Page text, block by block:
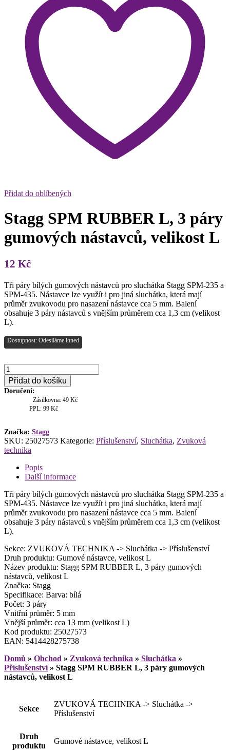
Přidat do oblíbených
Stagg SPM RUBBER L, 3 páry
gumových nástavců, velikost L
12 Kč
Tři páry bílých gumových nástavců pro sluchátka Stagg SPM-235 a
SPM-435. Nástavce lze využít i pro jiná sluchátka, která mají
průměr zvukovodu pro nasazení nástavce cca 5 mm. Balení
obsahuje 3 páry nástavců s vnějším průměrem cca 1,3 cm (velikost
L).
Dostupnost: Odesíláme ihned
Stagg
SPM
RUBBER
L,
nástavců,
velikost
L
Přidat do košíku
Doručení:
Zásilkovna: 49 Kč
PPL: 99 Kč
Značka: Stagg
SKU: 25027573 Kategorie: Příslušenství, Sluchátka, Zvuková
technika
Popis
Další informace
Tři páry bílých gumových nástavců pro sluchátka Stagg SPM-235 a
SPM-435. Nástavce lze využít i pro jiná sluchátka, která mají
průměr zvukovodu pro nasazení nástavce cca 5 mm. Balení
obsahuje 3 páry nástavců s vnějším průměrem cca 1,3 cm (velikost
L).
Sekce: ZVUKOVÁ TECHNIKA -> Sluchátka -> Příslušenství
Druh produktu: Gumové nástavce, velikost L
Název produktu: Stagg SPM RUBBER L, 3 páry gumových
nástavců, velikost L
Značka: Stagg
Specifikace: Barva: bílá
Počet: 3 páry
Vnitřní průměr: 5 mm
Vnější průměr: cca 13 mm (velikost L)
Kod produktu: 25027573
EAN: 5414428275738
Domů » Obchod » Zvuková technika » Sluchátka »
Příslušenství» Stagg SPM RUBBER L, 3 páry gumových
nástavců, velikost L
Sekce
ZVUKOVÁ TECHNIKA -> Sluchátka ->
Příslušenství
Druh
produktu
Gumové nástavce, velikost L